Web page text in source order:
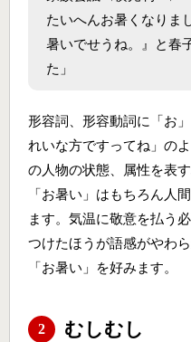
たいへんお暑くなりま
暑いでせうね。』と春
た」
形容詞、形容動詞に「お
れいな方ですってね」の
の人物の状態、属性を表
「お暑い」はもちろん人
ます。気温に敬意を払う
つけたほうが語感がやわ
「お暑い」を好みます。
2 むしむし